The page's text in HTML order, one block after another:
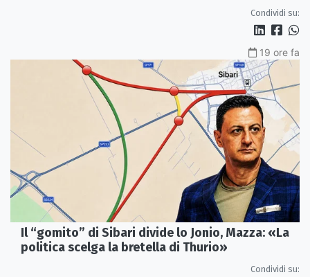
Condividi su:
19 ore fa
Il “gomito” di Sibari divide lo Jonio, Mazza: «La
politica scelga la bretella di Thurio»
Condividi su: